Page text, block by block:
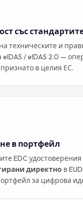
със
техническите и
eIDAS / eIDAS 2.0 —
в целия ЕС.
в портфейл
EDC удостоверения
директно в
за цифрова